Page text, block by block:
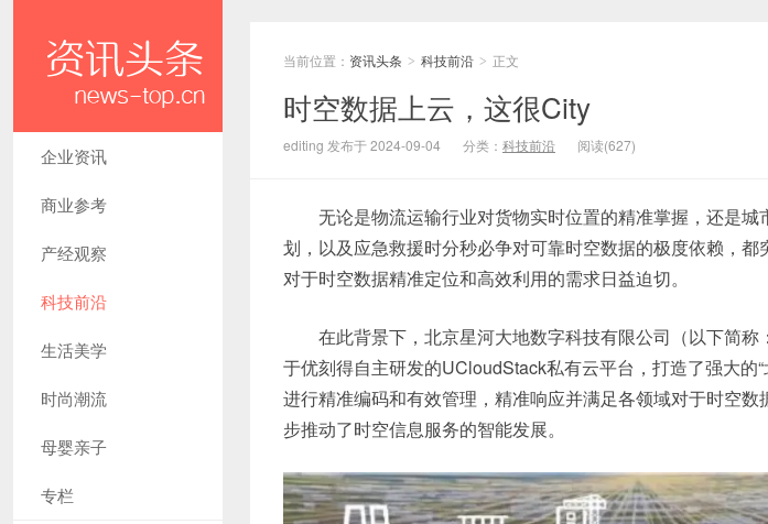
企业资讯
商业参考
产经观察
科技前沿
生活美学
时尚潮流
母婴亲子
专栏
当前位置： 资讯头条 > 科技前沿 > 正文
时空数据上云，这很City
editing 发布于 2024-09-04 分类： 科技前沿 阅读(627)
无论是物流运输行业对货物实时位置的精准掌握，还是
划，以及应急救援时分秒必争对可靠时空数据的极度依赖，
对于时空数据精准定位和高效利用的需求日益迫切。
在此背景下，北京星河大地数字科技有限公司（以下简
于优刻得自主研发的UCloudStack私有云平台，打造了强大的
进行精准编码和有效管理，精准响应并满足各领域对于时空
步推动了时空信息服务的智能发展。